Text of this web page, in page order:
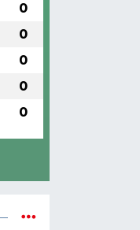
0
0
0
0
0